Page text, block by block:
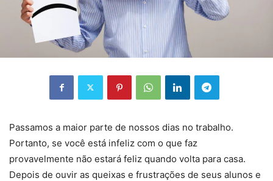
Passamos a maior parte de nossos dias no trabalho.
Portanto, se você está infeliz com o que faz
provavelmente não estará feliz quando volta para casa.
Depois de ouvir as queixas e frustrações de seus alunos e